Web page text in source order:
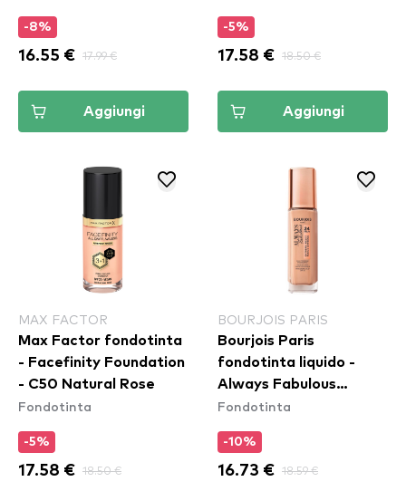
-8%
16.55 € 17.99 €
Aggiungi
-5%
17.58 € 18.50 €
Aggiungi
MAX FACTOR
Max Factor fondotinta
- Facefinity Foundation
- C50 Natural Rose
Fondotinta
-5%
17.58 € 18.50 €
BOURJOIS PARIS
Bourjois Paris
fondotinta liquido -
Always Fabulous
Foundation - 300 Rose
Fondotinta
-10%
16.73 € 18.59 €